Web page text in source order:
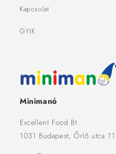
Kapcsolat
GYIK
Minimanó
Excellent Food Bt.
1031 Budapest, Őrlő utca 11